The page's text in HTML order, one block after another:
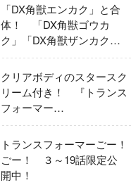
「DX角獣エンカク」と合
体！ 「DX角獣ゴウカ
ク」「DX角獣ザンカク」
をレビュー！
クリアボディのスタースク
リーム付き！ 『トランス
フォーマー
FANBOOK2026』2026年
７月31日発売！
トランスフォーマーごー！
ごー！ ３～19話限定公
開中！